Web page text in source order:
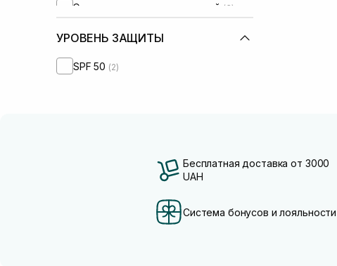
Экстракт центеллы азиатской (3)
Масло макадамии(1)
Токоферол
УРОВЕНЬ ЗАЩИТЫ
SPF 50 (2)
Бесплатная доставка от 3000
UAH
Система бонусов и лояльности